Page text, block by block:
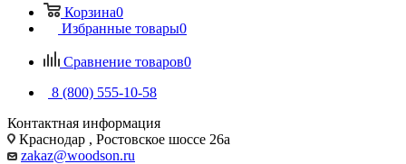
Корзина0
Избранные товары0
Сравнение товаров0
8 (800) 555-10-58
Контактная информация
Краснодар , Ростовское шоссе 26а
zakaz@woodson.ru